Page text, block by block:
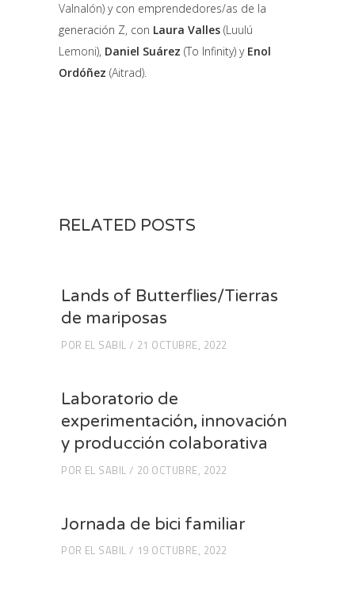
Valnalón) y con emprendedores/as de la
generación Z, con Laura Valles (Luulú
Lemoni), Daniel Suárez (To Infinity) y Enol
Ordóñez (Aitrad).
RELATED POSTS
Lands of Butterflies/Tierras
de mariposas
POR EL SABIL 21 OCTUBRE, 2022
Laboratorio de
experimentación, innovación
y producción colaborativa
POR EL SABIL 20 OCTUBRE, 2022
Jornada de bici familiar
POR EL SABIL 19 OCTUBRE, 2022